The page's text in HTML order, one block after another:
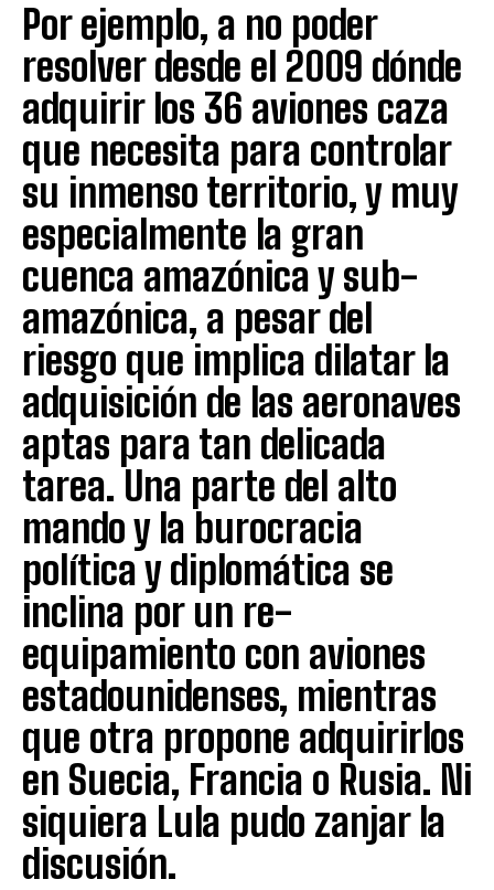
Por ejemplo, a no poder
resolver desde el 2009 dónde
adquirir los 36 aviones caza
que necesita para controlar
su inmenso territorio, y muy
especialmente la gran
cuenca amazónica y sub-
amazónica, a pesar del
riesgo que implica dilatar la
adquisición de las aeronaves
aptas para tan delicada
tarea. Una parte del alto
mando y la burocracia
política y diplomática se
inclina por un re-
equipamiento con aviones
estadounidenses, mientras
que otra propone adquirirlos
en Suecia, Francia o Rusia. Ni
siquiera Lula pudo zanjar la
discusión.